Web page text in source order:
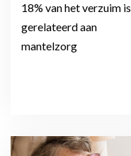
18% van het verzuim is
gerelateerd aan
mantelzorg